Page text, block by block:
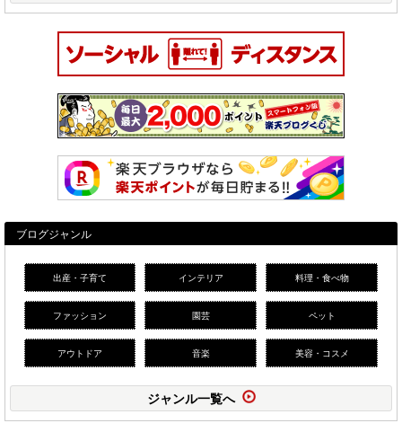
ブログジャンル
出産・子育て インテリア 料理・食べ物
ファッション 園芸 ペット
アウトドア 音楽 美容・コスメ
ジャンル一覧へ